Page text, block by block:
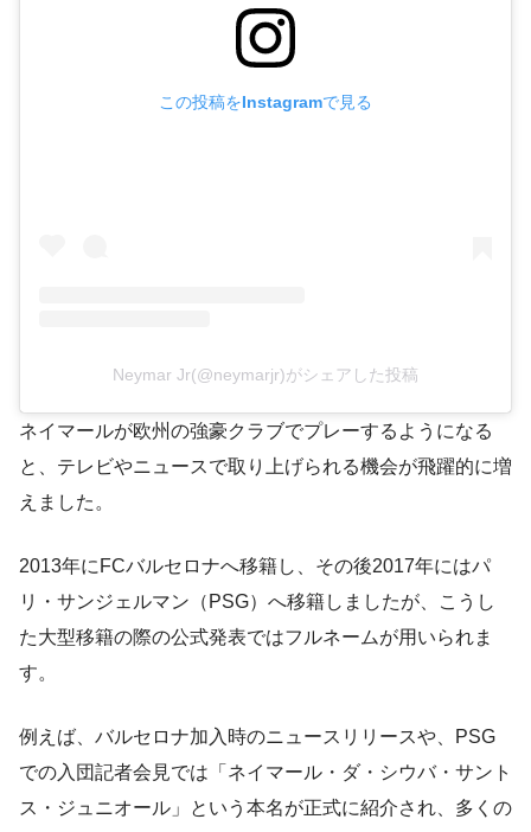
この投稿をInstagramで見る
Neymar Jr(@neymarjr)がシェアした投稿
ネイマールが欧州の強豪クラブでプレーするようになる
と、テレビやニュースで取り上げられる機会が飛躍的に増
えました。
2013年にFCバルセロナへ移籍し、その後2017年にはパ
リ・サンジェルマン（PSG）へ移籍しましたが、こうし
た大型移籍の際の公式発表ではフルネームが用いられま
す。
例えば、バルセロナ加入時のニュースリリースや、PSG
での入団記者会見では「ネイマール・ダ・シウバ・サント
ス・ジュニオール」という本名が正式に紹介され、多くの